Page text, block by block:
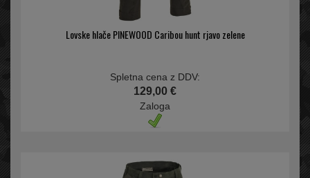
Lovske hlače PINEWOOD Caribou hunt rjavo zelene
Spletna cena z DDV:
129,00 €
Zaloga